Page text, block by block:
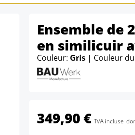
Ensemble de
en similicuir
Couleur: Gris | Couleur
349,90 € TVA incluse